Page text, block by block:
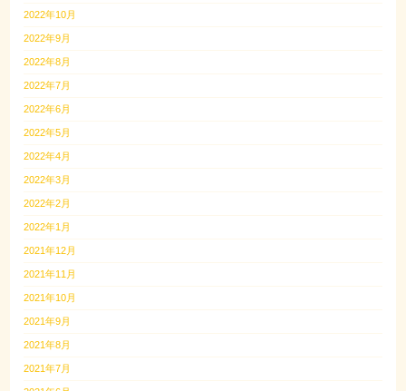
2022年10月
2022年9月
2022年8月
2022年7月
2022年6月
2022年5月
2022年4月
2022年3月
2022年2月
2022年1月
2021年12月
2021年11月
2021年10月
2021年9月
2021年8月
2021年7月